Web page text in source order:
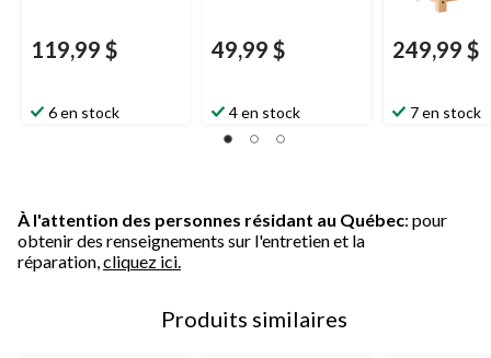
119,99 $
6 en stock
49,99 $
4 en stock
249,99 $
7 en stock
À l'attention des personnes résidant au Québec: pour
obtenir des renseignements sur l'entretien et la
réparation, cliquez ici.
Produits similaires